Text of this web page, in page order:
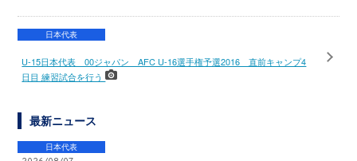
日本代表
U-15日本代表 00ジャパン AFC U-16選手権予選2016 直前キャンプ4
日目 練習試合を行う
最新ニュース
日本代表